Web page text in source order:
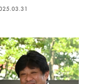
所】